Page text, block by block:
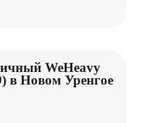
WeHeavy
в Новом Уренгое